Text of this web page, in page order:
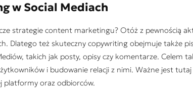
w Social Mediach
strategie content marketingu? Otóż z pewnością
Dlatego też skuteczny copywriting obejmuje także
takich jak posty, opisy czy komentarze. Celem
i budowanie relacji z nimi. Ważne jest
platformy oraz odbiorców.